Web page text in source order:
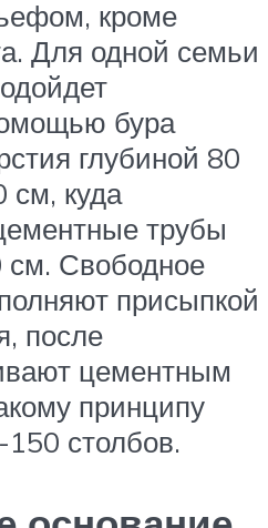
кроме
Для одной семьи
бура
глубиной 80
куда
трубы
см. Свободное
присыпкой
после
цементным
принципу
столбов.